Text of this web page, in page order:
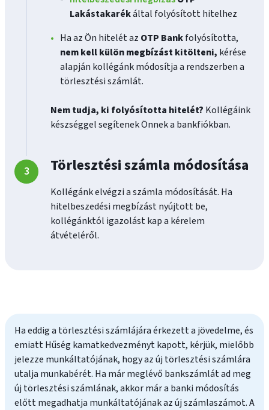
Lakástakarékáltal folyósított hitelhez
Ha az Ön hitelét az OTP Bankfolyósította,
nem kell külön megbízást kitölteni, kérése
alapján kollégánk módosítja a rendszerben a
törlesztési számlát.
Nem tudja, ki folyósította hitelét? Kollégáink
készséggel segítenek Önnek a bankfiókban.
Törlesztési számla módosítása
Kollégánk elvégzi a számla módosítását. Ha
hitelbeszedési megbízást nyújtott be,
kollégánktól igazolást kap a kérelem
átvételéről.
Ha eddig a törlesztési számlájára érkezett a jövedelme, és
emiatt Hűség kamatkedvezményt kapott, kérjük, mielőbb
jelezze munkáltatójának, hogy az új törlesztési számlára
utalja munkabérét. Ha már meglévő bankszámlát ad meg
új törlesztési számlának, akkor már a banki módosítás
előtt megadhatja munkáltatójának az új számlaszámot. A